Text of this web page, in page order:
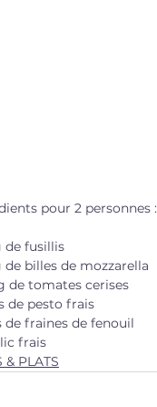
pour 2 personnes :
de fusillis
de billes de mozzarella
de tomates cerises
de pesto frais
de fraines de fenouil
frais
& PLATS